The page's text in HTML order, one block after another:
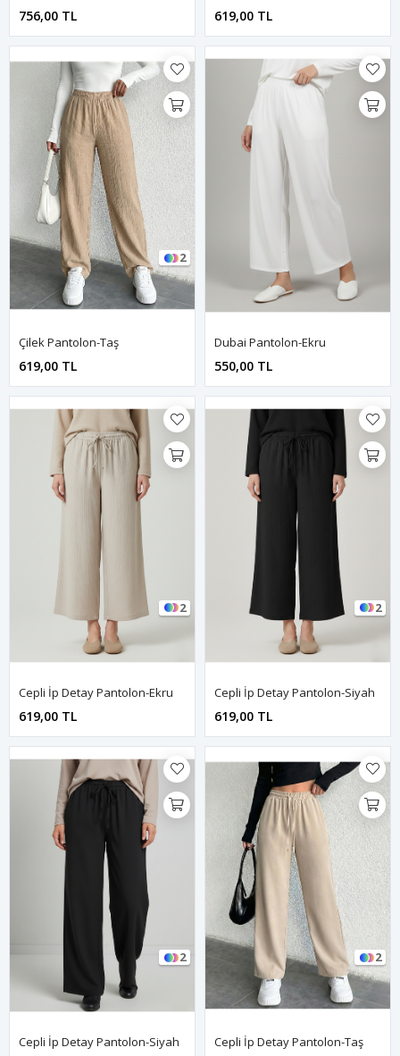
756,00 TL 619,00 TL
2
Çilek Pantolon-Taş
619,00 TL
Dubai Pantolon-Ekru
550,00 TL
2
Cepli İp Detay Pantolon-Ekru
619,00 TL
2
Cepli İp Detay Pantolon-Siyah
619,00 TL
2
Cepli İp Detay Pantolon-Siyah
2
Cepli İp Detay Pantolon-Taş